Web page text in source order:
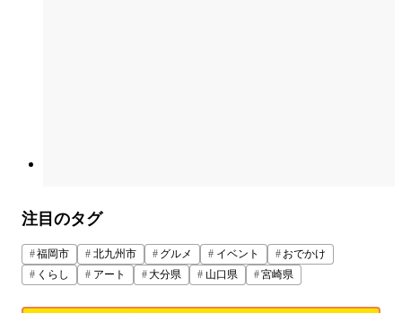
注目のタグ
福岡市 北九州市 グルメ イベント
おでかけ
くらし
アート 大分県 山口県 宮崎県